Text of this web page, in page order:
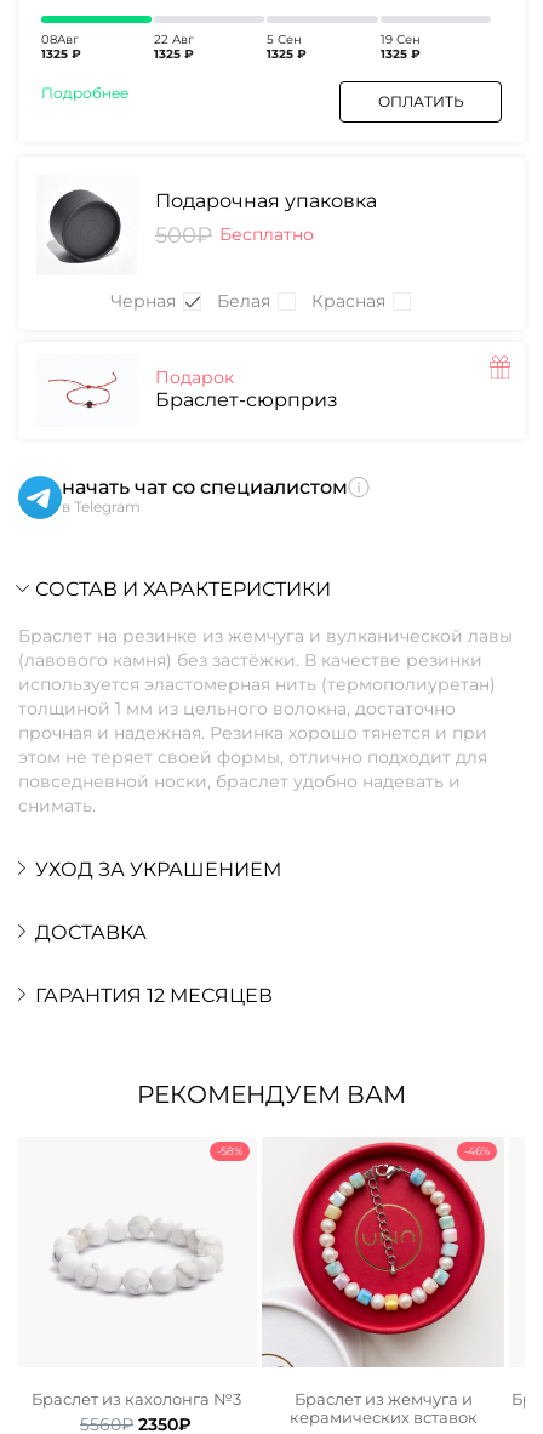
08Авг
1325 ₽
22 Авг
1325 ₽
5 Сен
1325 ₽
19 Сен
1325 ₽
Подробнее ОПЛАТИТЬ
Подарочная упаковка
500₽ Бесплатно
Черная Белая Красная
Подарок
Браслет-сюрприз
начать чат со специалистом
в Telegram
СОСТАВ И ХАРАКТЕРИСТИКИ
Браслет на резинке из жемчуга и вулканической лавы
(лавового камня) без застёжки. В качестве резинки
используется эластомерная нить (термополиуретан)
толщиной 1 мм из цельного волокна, достаточно
прочная и надежная. Резинка хорошо тянется и при
этом не теряет своей формы, отлично подходит для
повседневной носки, браслет удобно надевать и
снимать.
УХОД ЗА УКРАШЕНИЕМ
ДОСТАВКА
ГАРАНТИЯ 12 МЕСЯЦЕВ
РЕКОМЕНДУЕМ ВАМ
-58%
Браслет из кахолонга №3
5560₽ Первоначальная
2350₽
-46%
Браслет из жемчуга и
керамических вставок